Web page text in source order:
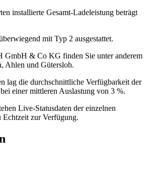
installierte Gesamt-Ladeleistung beträgt
mit Typ 2 ausgestattet.
GmbH & Co KG finden Sie unter anderem
Ahlen und Gütersloh.
lag die durchschnittliche Verfügbarkeit der
einer mittleren Auslastung von 3 %.
Live-Statusdaten der einzelnen
Echtzeit zur Verfügung.